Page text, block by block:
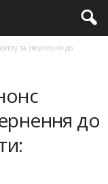
та звернення до
до